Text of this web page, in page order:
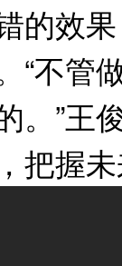
的效
“不管
。”王
把握